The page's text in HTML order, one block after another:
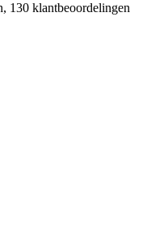
130 klantbeoordelingen